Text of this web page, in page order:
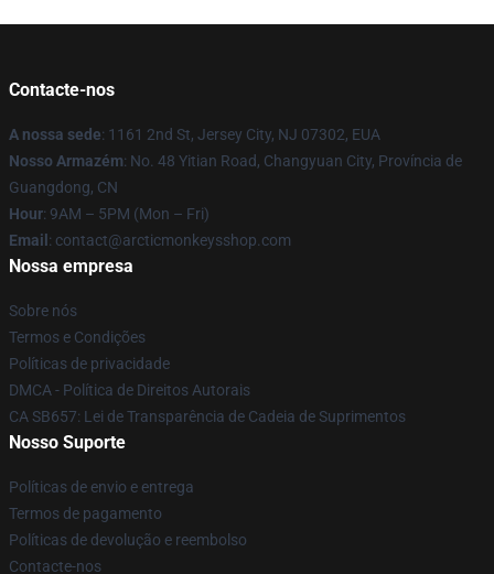
Contacte-nos
A nossa sede: 1161 2nd St, Jersey City, NJ 07302, EUA
Nosso Armazém: No. 48 Yitian Road, Changyuan City, Província de
Guangdong, CN
Hour: 9AM – 5PM (Mon – Fri)
Email : contact@arcticmonkeysshop.com
Nossa empresa
Sobre nós
Termos e Condições
Políticas de privacidade
DMCA - Política de Direitos Autorais
CA SB657: Lei de Transparência de Cadeia de Suprimentos
Nosso Suporte
Políticas de envio e entrega
Termos de pagamento
Políticas de devolução e reembolso
Contacte-nos